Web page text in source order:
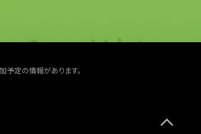
予定の情報があります。